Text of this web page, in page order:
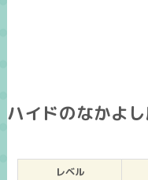
ハイドのなかよ
レベル